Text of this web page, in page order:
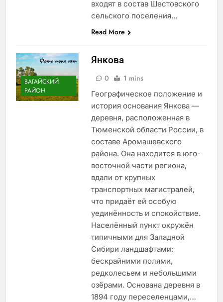
входят в состав Шестовского
сельского поселения…
Read More
ВАГАЙСКИЙ
РАЙОН
Янкова
0 1 mins
Географическое положение и
история основания Янкова —
деревня, расположенная в
Тюменской области России, в
составе Аромашевского
района. Она находится в юго-
восточной части региона,
вдали от крупных
транспортных магистралей,
что придаёт ей особую
уединённость и спокойствие.
Населённый пункт окружён
типичными для Западной
Сибири ландшафтами:
бескрайними полями,
редколесьем и небольшими
озёрами. Основана деревня в
1894 году переселенцами,…